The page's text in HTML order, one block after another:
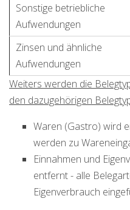
Sonstige betriebliche
Aufwendungen
Zinsen und ähnliche
Aufwendungen
Weiters werden die
den dazugehörigen
Waren (Gastro) wird
werden zu
Einnahmen und
entfernt - alle
Eigenverbrauch